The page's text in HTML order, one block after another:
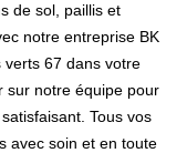
de sol, paillis et
notre entreprise BK
verts 67 dans votre
sur notre équipe pour
Tous vos
avec soin et en toute